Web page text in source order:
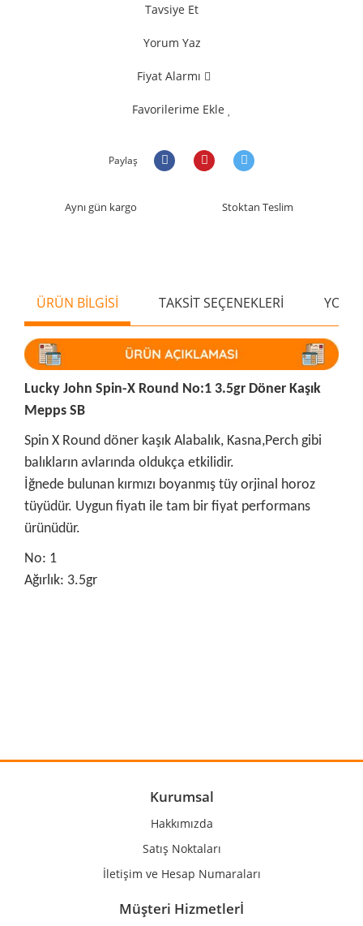
Tavsiye Et
Yorum Yaz
Fiyat Alarmı
Favorilerime Ekle
Paylaş
Aynı gün kargo Stoktan Teslim
ÜRÜN BİLGİSİ TAKSİT SEÇENEKLERİ
Lucky John Spin-X Round No:1 3.5gr Döner Kaşık
Mepps SB
Spin X Round döner kaşık Alabalık, Kasna,Perch gibi
balıkların avlarında oldukça etkilidir.
İğnede bulunan kırmızı boyanmış tüy orjinal horoz
tüyüdür. Uygun fiyatı ile tam bir fiyat performans
ürünüdür.
No: 1
Ağırlık: 3.5gr
Ürün açıklamasında eksik bilgiler bulunuyor.
Ürün bilgilerinde hatalar bulunuyor.
Kurumsal
Hakkımızda
Satış Noktaları
İletişim ve Hesap Numaraları
Müşteri Hizmetlerİ